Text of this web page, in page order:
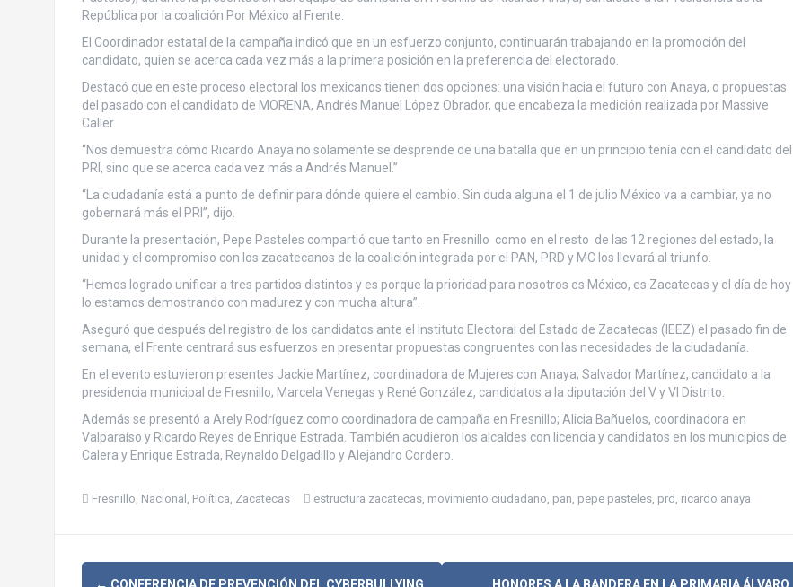
República por la coalición Por México al Frente.
El Coordinador estatal de la campaña indicó que en un esfuerzo conjunto, continuarán trabajando en la promoción del
candidato, quien se acerca cada vez más a la primera posición en la preferencia del electorado.
Destacó que en este proceso electoral los mexicanos tienen dos opciones: una visión hacia el futuro con Anaya, o propuestas
del pasado con el candidato de MORENA, Andrés Manuel López Obrador, que encabeza la medición realizada por Massive
Caller.
“Nos demuestra cómo Ricardo Anaya no solamente se desprende de una batalla que en un principio tenía con el candidato del
PRI, sino que se acerca cada vez más a Andrés Manuel.”
“La ciudadanía está a punto de definir para dónde quiere el cambio. Sin duda alguna el 1 de julio México va a cambiar, ya no
gobernará más el PRI”, dijo.
Durante la presentación, Pepe Pasteles compartió que tanto en Fresnillo como en el resto de las 12 regiones del estado, la
unidad y el compromiso con los zacatecanos de la coalición integrada por el PAN, PRD y MC los llevará al triunfo.
“Hemos logrado unificar a tres partidos distintos y es porque la prioridad para nosotros es México, es Zacatecas y el día de hoy
lo estamos demostrando con madurez y con mucha altura”.
Aseguró que después del registro de los candidatos ante el Instituto Electoral del Estado de Zacatecas (IEEZ) el pasado fin de
semana, el Frente centrará sus esfuerzos en presentar propuestas congruentes con las necesidades de la ciudadanía.
En el evento estuvieron presentes Jackie Martínez, coordinadora de Mujeres con Anaya; Salvador Martínez, candidato a la
presidencia municipal de Fresnillo; Marcela Venegas y René González, candidatos a la diputación del V y VI Distrito.
Además se presentó a Arely Rodríguez como coordinadora de campaña en Fresnillo; Alicia Bañuelos, coordinadora en
Valparaíso y Ricardo Reyes de Enrique Estrada. También acudieron los alcaldes con licencia y candidatos en los municipios de
Calera y Enrique Estrada, Reynaldo Delgadillo y Alejandro Cordero.
Fresnillo, Nacional , Política, Zacatecas estructura zacatecas, movimiento ciudadano, pan, pepe pasteles, prd , ricardo anaya